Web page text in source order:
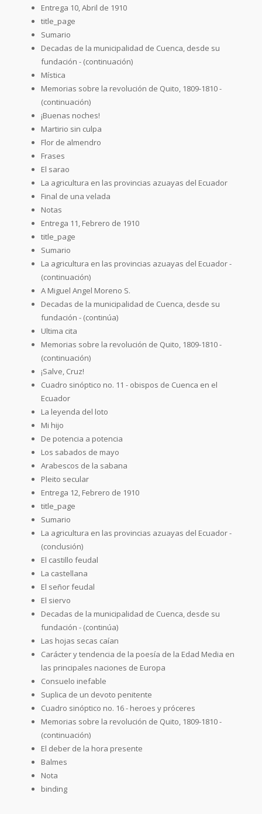
Entrega 10, Abril de 1910
title_page
Sumario
Decadas de la municipalidad de Cuenca, desde su
fundación - (continuación)
Mística
Memorias sobre la revolución de Quito, 1809-1810 -
(continuación)
¡Buenas noches!
Martirio sin culpa
Flor de almendro
Frases
El sarao
La agricultura en las provincias azuayas del Ecuador
Final de una velada
Notas
Entrega 11, Febrero de 1910
title_page
Sumario
La agricultura en las provincias azuayas del Ecuador -
(continuación)
A Miguel Angel Moreno S.
Decadas de la municipalidad de Cuenca, desde su
fundación - (continúa)
Ultima cita
Memorias sobre la revolución de Quito, 1809-1810 -
(continuación)
¡Salve, Cruz!
Cuadro sinóptico no. 11 - obispos de Cuenca en el
Ecuador
La leyenda del loto
Mi hijo
De potencia a potencia
Los sabados de mayo
Arabescos de la sabana
Pleito secular
Entrega 12, Febrero de 1910
title_page
Sumario
La agricultura en las provincias azuayas del Ecuador -
(conclusión)
El castillo feudal
La castellana
El señor feudal
El siervo
Decadas de la municipalidad de Cuenca, desde su
fundación - (continúa)
Las hojas secas caían
Carácter y tendencia de la poesía de la Edad Media en
las principales naciones de Europa
Consuelo inefable
Suplica de un devoto penitente
Cuadro sinóptico no. 16 - heroes y próceres
Memorias sobre la revolución de Quito, 1809-1810 -
(continuación)
El deber de la hora presente
Balmes
Nota
binding